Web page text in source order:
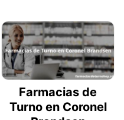
Farmacias de
Turno en Coronel